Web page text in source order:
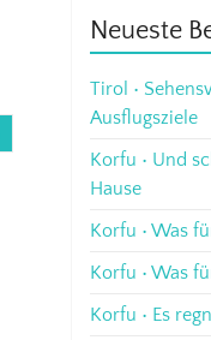
Neueste
Tirol •
Ausflugsziele
Korfu • Und
Hause
Korfu • Was
Korfu • Was
Korfu • Es